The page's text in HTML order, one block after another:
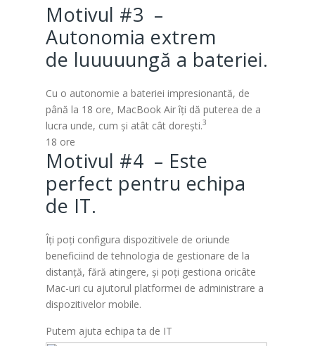
Motivul #3 –
Autonomia extrem
de luuuuungă a bateriei.
Cu o autonomie a bateriei impresionantă, de
până la 18 ore, MacBook Air îți dă puterea de a
lucra unde, cum și atât cât dorești.3
18 ore
Motivul #4 – Este
perfect pentru echipa
de IT.
Îți poți configura dispozitivele de oriunde
beneficiind de tehnologia de gestionare de la
distanță, fără atingere, și poți gestiona oricâte
Mac-uri cu ajutorul platformei de administrare a
dispozitivelor mobile.
Putem ajuta echipa ta de IT